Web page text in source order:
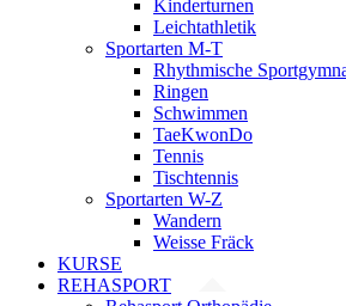
Kinderturnen
Leichtathletik
Sportarten M-T
Rhythmische
Ringen
Schwimmen
TaeKwonDo
Tennis
Tischtennis
Sportarten W-Z
Wandern
Weisse Fräck
KURSE
REHASPORT